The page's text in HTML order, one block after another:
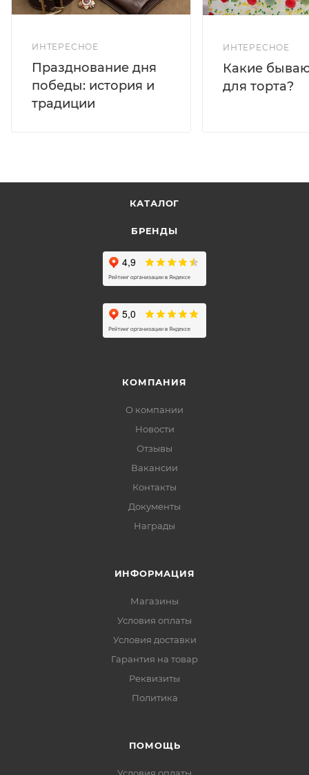
ИНТЕРЕСНОЕ
Празднование дня
победы: история и
традиции
ИНТЕРЕСНОЕ
Какие
для торта?
КАТАЛОГ
БРЕНДЫ
КОМПАНИЯ
О компании
Новости
Отзывы
Вакансии
Контакты
Документы
Награды
ИНФОРМАЦИЯ
Магазины
Условия оплаты
Условия доставки
Гарантия на товар
Реквизиты
Политика
ПОМОЩЬ
Условия оплаты